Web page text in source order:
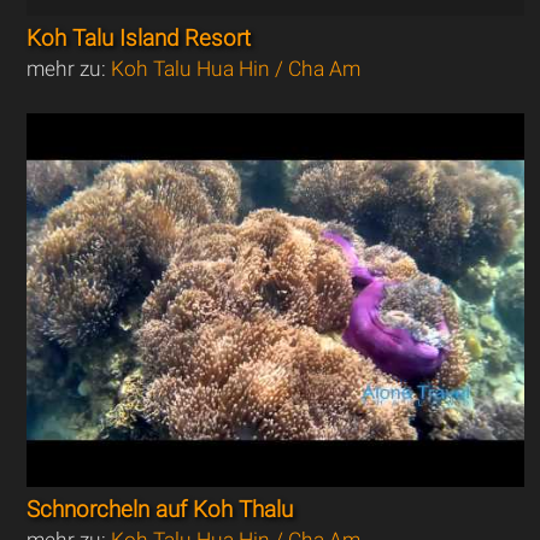
Koh Talu Island Resort
mehr zu: Koh Talu Hua Hin / Cha Am
Schnorcheln auf Koh Thalu